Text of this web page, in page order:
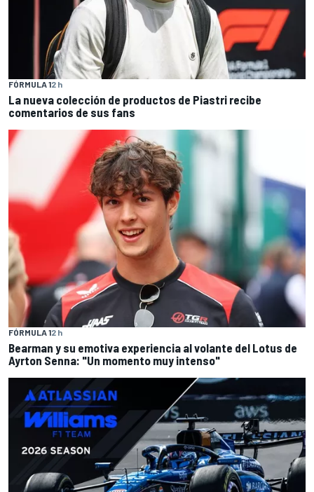
FÓRMULA 12 h
La nueva colección de productos de Piastri recibe
comentarios de sus fans
FÓRMULA 12 h
Bearman y su emotiva experiencia al volante del Lotus de
Ayrton Senna: "Un momento muy intenso"